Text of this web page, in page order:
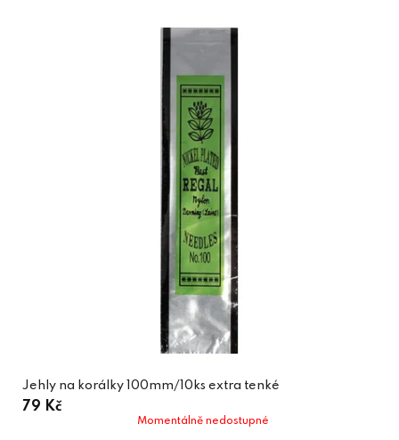
Jehly na korálky 100mm/10ks extra tenké
79 Kč
Momentálně nedostupné